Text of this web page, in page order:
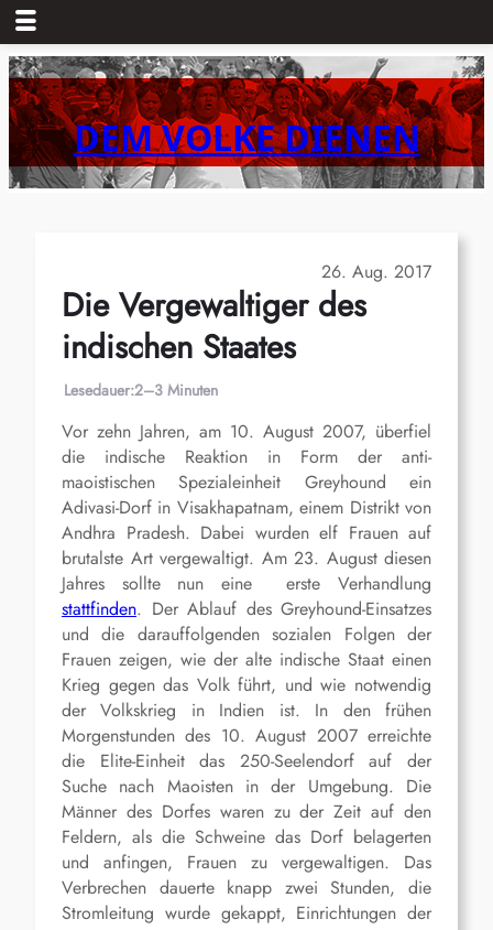
Zum
Inhalt
springenDEM VOLKE DIENEN
26. Aug. 2017
Die Vergewaltiger des
indischen Staates
Lesedauer:2–3 Minuten
Vor zehn Jahren, am 10. August 2007, überfiel
die indische Reaktion in Form der anti-
maoistischen Spezialeinheit Greyhound ein
Adivasi-Dorf in Visakhapatnam, einem Distrikt von
Andhra Pradesh. Dabei wurden elf Frauen auf
brutalste Art vergewaltigt. Am 23. August diesen
Jahres sollte nun eine erste Verhandlung
stattfinden. Der Ablauf des Greyhound-Einsatzes
und die darauffolgenden sozialen Folgen der
Frauen zeigen, wie der alte indische Staat einen
Krieg gegen das Volk führt, und wie notwendig
der Volkskrieg in Indien ist. In den frühen
Morgenstunden des 10. August 2007 erreichte
die Elite-Einheit das 250-Seelendorf auf der
Suche nach Maoisten in der Umgebung. Die
Männer des Dorfes waren zu der Zeit auf den
Feldern, als die Schweine das Dorf belagerten
und anfingen, Frauen zu vergewaltigen. Das
Verbrechen dauerte knapp zwei Stunden, die
Stromleitung wurde gekappt, Einrichtungen der